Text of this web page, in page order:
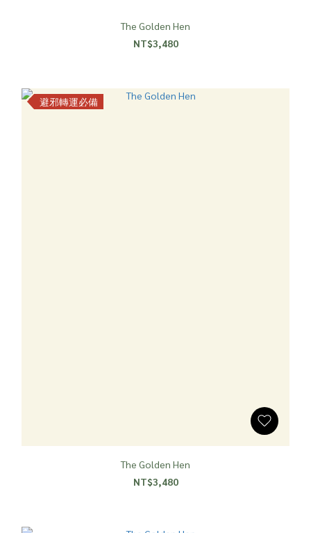
The Golden Hen
NT$3,480
避邪轉運必備
The Golden Hen
NT$3,480